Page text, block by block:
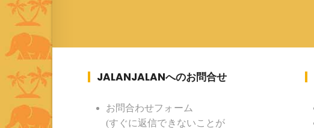
JALANJALANへのお問合せ
お問合わせフォーム
(すぐに返信できないことが